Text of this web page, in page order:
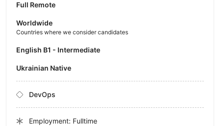
Full Remote
Worldwide
Countries where we consider candidates
English B1 - Intermediate
Ukrainian Native
DevOps
Employment: Fulltime